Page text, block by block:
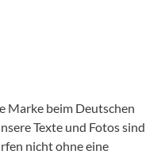
Marke beim Deutschen
Texte und Fotos sind
nicht ohne eine